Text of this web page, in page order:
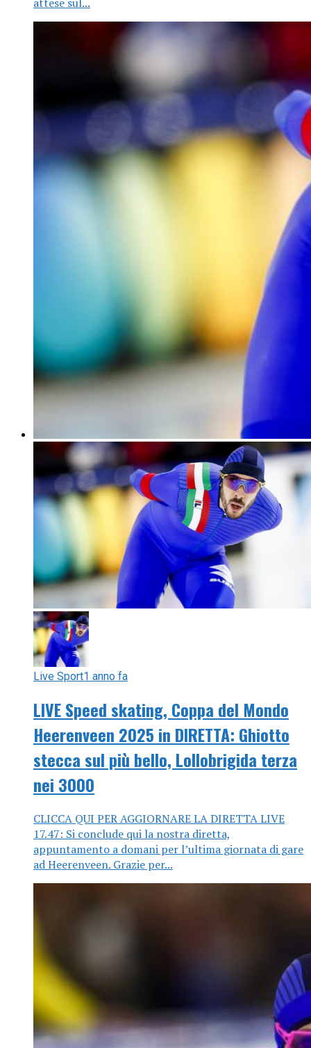
Live Sport1 anno fa
LIVE Speed skating, Coppa del Mondo
Heerenveen 2025 in DIRETTA: Ghiotto
stecca sul più bello, Lollobrigida terza
nei 3000
CLICCA QUI PER AGGIORNARE LA DIRETTA LIVE
17.47: Si conclude qui la nostra diretta,
appuntamento a domani per l’ultima giornata di gare
ad Heerenveen. Grazie per...